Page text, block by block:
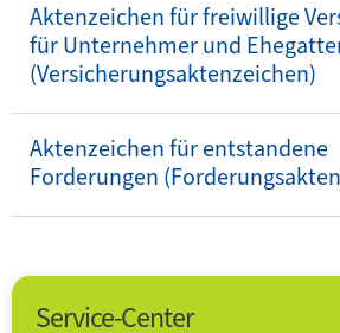
Aktenzeichen für freiwillige
für Unternehmer und
(Versicherungsaktenzeichen)
Aktenzeichen für entstandene
Forderungen
Service-Center